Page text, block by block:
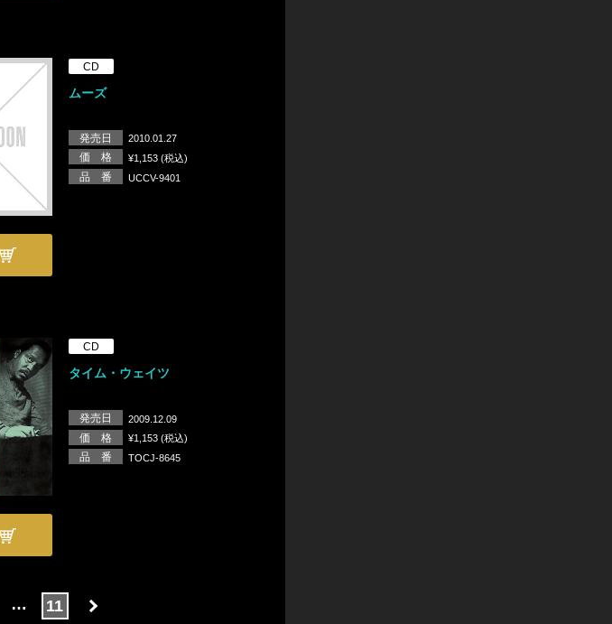
CD
ムーズ
発売日 2010.01.27
価 格 ¥1,153 (税込)
品 番 UCCV-9401
CD
タイム・ウェイツ
発売日 2009.12.09
価 格 ¥1,153 (税込)
品 番 TOCJ-8645
… 11